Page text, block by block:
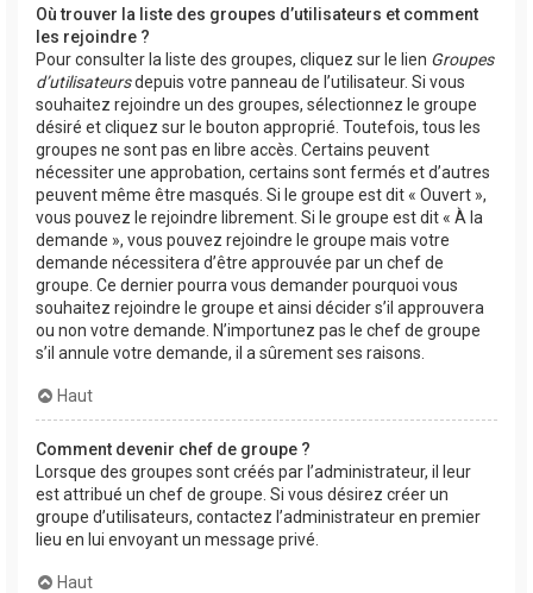
Où trouver la liste des groupes d’utilisateurs et comment
les rejoindre ?
Pour consulter la liste des groupes, cliquez sur le lien Groupes
d’utilisateursdepuis votre panneau de l’utilisateur. Si vous
souhaitez rejoindre un des groupes, sélectionnez le groupe
désiré et cliquez sur le bouton approprié. Toutefois, tous les
groupes ne sont pas en libre accès. Certains peuvent
nécessiter une approbation, certains sont fermés et d’autres
peuvent même être masqués. Si le groupe est dit « Ouvert »,
vous pouvez le rejoindre librement. Si le groupe est dit « À la
demande », vous pouvez rejoindre le groupe mais votre
demande nécessitera d’être approuvée par un chef de
groupe. Ce dernier pourra vous demander pourquoi vous
souhaitez rejoindre le groupe et ainsi décider s’il approuvera
ou non votre demande. N’importunez pas le chef de groupe
s’il annule votre demande, il a sûrement ses raisons.
Haut
Comment devenir chef de groupe ?
Lorsque des groupes sont créés par l’administrateur, il leur
est attribué un chef de groupe. Si vous désirez créer un
groupe d’utilisateurs, contactez l’administrateur en premier
lieu en lui envoyant un message privé.
Haut